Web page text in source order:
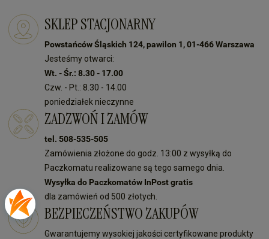
SKLEP STACJONARNY
Powstańców Śląskich 124, pawilon 1, 01-466 Warszawa
Jesteśmy otwarci:
Wt. - Śr.: 8.30 - 17.00
Czw. - Pt.: 8.30 - 14.00
poniedziałek nieczynne
ZADZWOŃ I ZAMÓW
tel. 508-535-505
Zamówienia złożone do godz. 13:00 z wysyłką do
Paczkomatu realizowane są tego samego dnia.
Wysyłka do Paczkomatów InPost gratis
dla zamówień od 500 złotych.
BEZPIECZEŃSTWO ZAKUPÓW
Gwarantujemy wysokiej jakości certyfikowane produkty